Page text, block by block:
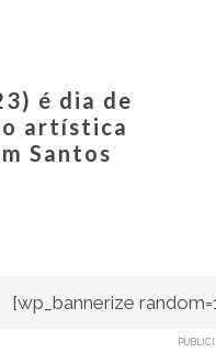
é dia de
artística
Santos
[wp_bannerize